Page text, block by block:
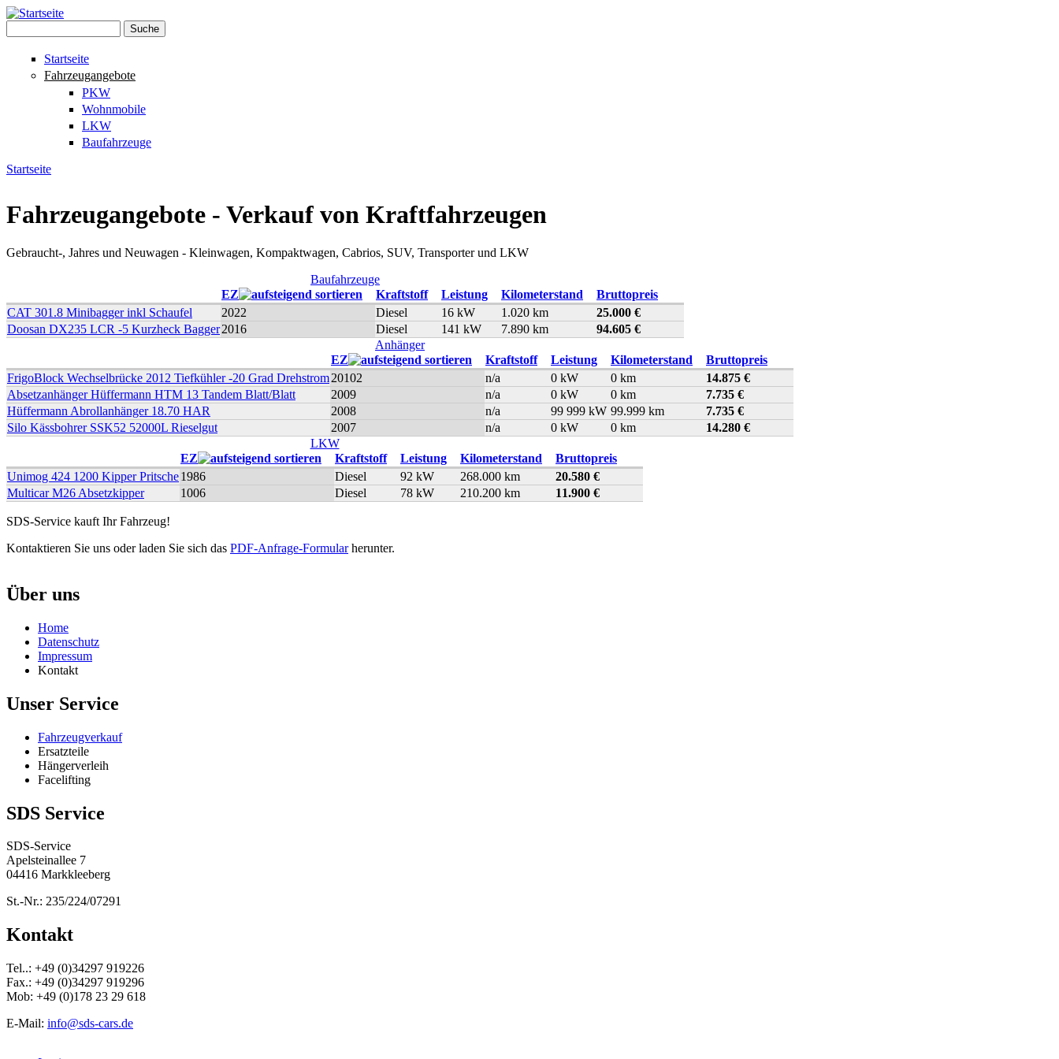
Direkt zum Inhalt
Startseite
Fahrzeugangebote
PKW
Wohnmobile
LKW
Baufahrzeuge
Startseite
Fahrzeugangebote - Verkauf von Kraftfahrzeugen
Gebraucht-, Jahres und Neuwagen - Kleinwagen, Kompaktwagen, Cabrios, SUV, Transporter und LKW
Baufahrzeuge
EZ
Kraftstoff Leistung Kilometerstand
Bruttopreis
CAT 301.8 Minibagger inkl Schaufel
2022 Diesel 16 kW 1.020 km
25.000 €
Doosan DX235 LCR -5 Kurzheck Bagger2016 Diesel 141 kW 7.890 km
94.605 €
Anhänger
EZ
Kraftstoff Leistung Kilometerstand
Bruttopreis
FrigoBlock Wechselbrücke 2012 Tiefkühler -20 Grad Drehstrom20102 n/a 0 kW 0 km
14.875 €
Absetzanhänger Hüffermann HTM 13 Tandem Blatt/Blatt
2009 n/a 0 kW 0 km
7.735 €
Hüffermann Abrollanhänger 18.70 HAR
2008 n/a 99 999 kW 99.999 km
7.735 €
Silo Kässbohrer SSK52 52000L Rieselgut
2007 n/a 0 kW 0 km
14.280 €
LKW
EZ
Kraftstoff Leistung Kilometerstand
Bruttopreis
Unimog 424 1200 Kipper Pritsche1986 Diesel 92 kW 268.000 km
20.580 €
Multicar M26 Absetzkipper
1006 Diesel 78 kW 210.200 km 11.900 €
SDS-Service kauft Ihr Fahrzeug!
Kontaktieren Sie uns oder laden Sie sich das PDF-Anfrage-Formularherunter.
Über uns
Home
Datenschutz
Impressum
Kontakt
Unser Service
Fahrzeugverkauf
Ersatzteile
Hängerverleih
Facelifting
SDS Service
SDS-Service
Apelsteinallee 7
04416 Markkleeberg
St.-Nr.: 235/224/07291
Kontakt
Tel..: +49 (0)34297 919226
Fax.: +49 (0)34297 919296
Mob: +49 (0)178 23 29 618
E-Mail: info@sds-cars.de